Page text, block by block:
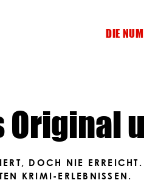
DIE
Original
DOCH NIE
KRIMI-ERLEBNISSEN.